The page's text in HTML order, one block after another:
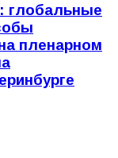
глобальные
пленарном